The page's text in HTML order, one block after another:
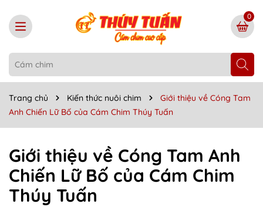
0
Trang chủ Kiến thức nuôi chim
Giới thiệu về Cóng Tam
Anh Chiến Lữ Bố của Cám Chim Thúy Tuấn
Giới thiệu về Cóng Tam Anh
Chiến Lữ Bố của Cám Chim
Thúy Tuấn